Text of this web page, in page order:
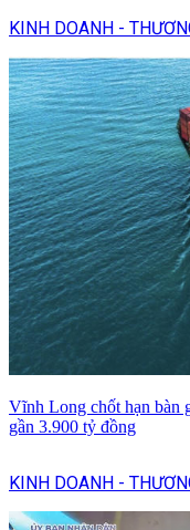
KINH DOANH -
Vĩnh Long chốt hạn bàn
gần 3.900 tỷ đồng
KINH DOANH -